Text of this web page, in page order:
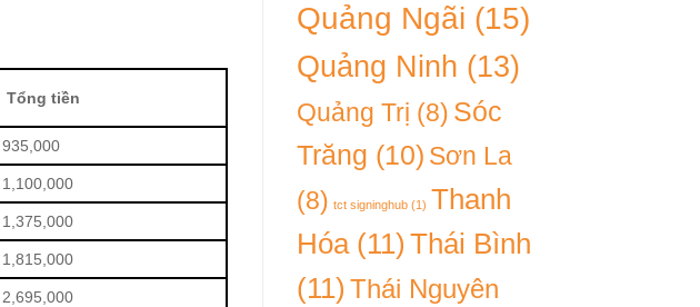
Tổng tiền
935,000
1,100,000
1,375,000
1,815,000
2,695,000
Quảng Ngãi (15)
Quảng Ninh (13)
Quảng Trị (8) Sóc
Trăng (10) Sơn La
(8) tct signinghub(1) Thanh
Hóa(11) Thái Bình
(11) Thái Nguyên